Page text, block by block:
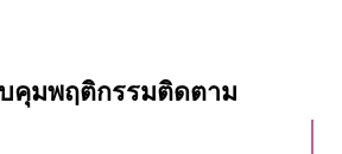
คุมพฤติกรรมติดตาม